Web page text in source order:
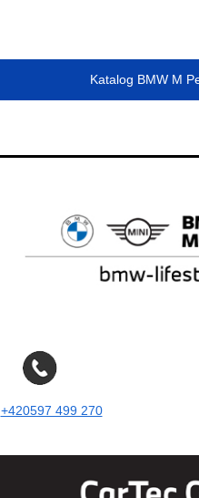
Katalog BMW M
+420597 499 270